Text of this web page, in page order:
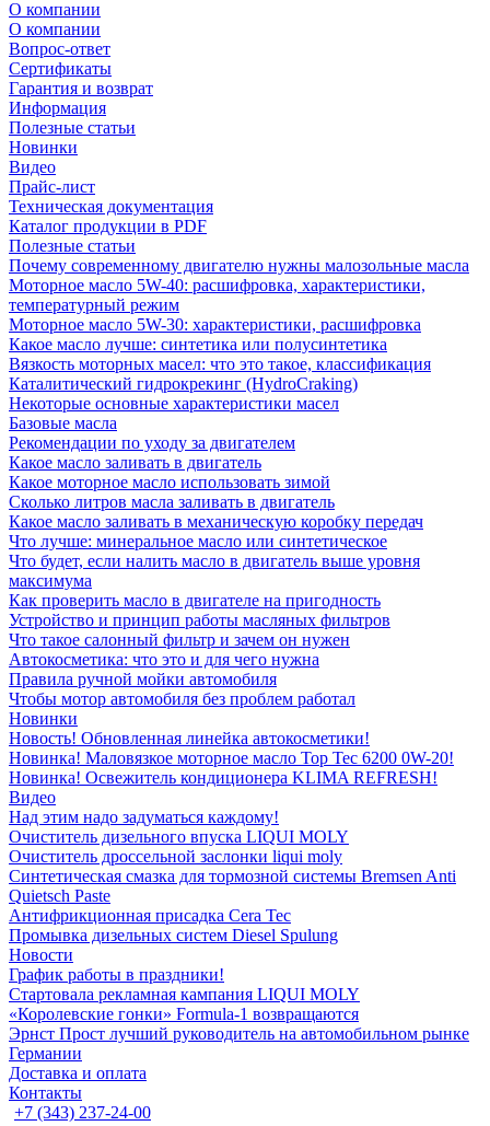
О компании
О компании
Вопрос-ответ
Сертификаты
Гарантия и возврат
Информация
Полезные статьи
Новинки
Видео
Прайс-лист
Техническая документация
Каталог продукции в PDF
Полезные статьи
Почему современному двигателю нужны малозольные масла
Моторное масло 5W-40: расшифровка, характеристики,
температурный режим
Моторное масло 5W-30: характеристики, расшифровка
Какое масло лучше: синтетика или полусинтетика
Вязкость моторных масел: что это такое, классификация
Каталитический гидрокрекинг (НydroСraking)
Некоторые основные характеристики масел
Базовые масла
Рекомендации по уходу за двигателем
Какое масло заливать в двигатель
Какое моторное масло использовать зимой
Сколько литров масла заливать в двигатель
Какое масло заливать в механическую коробку передач
Что лучше: минеральное масло или синтетическое
Что будет, если налить масло в двигатель выше уровня
максимума
Как проверить масло в двигателе на пригодность
Устройство и принцип работы масляных фильтров
Что такое салонный фильтр и зачем он нужен
Автокосметика: что это и для чего нужна
Правила ручной мойки автомобиля
Чтобы мотор автомобиля без проблем работал
Новинки
Новость! Обновленная линейка автокосметики!
Новинка! Маловязкое моторное масло Top Tec 6200 0W-20!
Новинка! Освежитель кондиционера KLIMA REFRESH!
Видео
Над этим надо задуматься каждому!
Очиститель дизельного впуска LIQUI MOLY
Очиститель дроссельной заслонки liqui moly
Синтетическая смазка для тормозной системы Bremsen Anti
Quietsch Paste
Антифрикционная присадка Cera Tec
Промывка дизельных систем Diesel Spulung
Новости
График работы в праздники!
Стартовала рекламная кампания LIQUI MOLY
«Королевские гонки» Formula-1 возвращаются
Эрнст Прост лучший руководитель на автомобильном рынке
Германии
Доставка и оплата
Контакты
+7 (343) 237-24-00